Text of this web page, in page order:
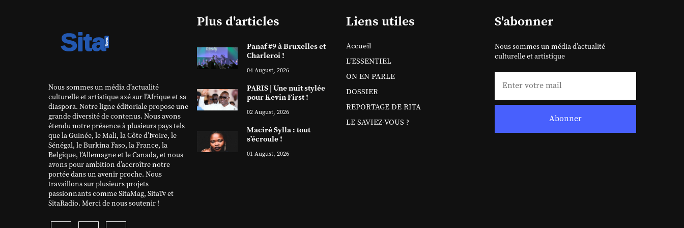
Nous sommes un média d’actualité
culturelle et artistique axé sur l’Afrique et sa
diaspora. Notre ligne éditoriale propose une
grande diversité de contenus. Nous avons
étendu notre présence à plusieurs pays tels
que la Guinée, le Mali, la Côte d’Ivoire, le
Sénégal, le Burkina Faso, la France, la
Belgique, l’Allemagne et le Canada, et nous
avons pour ambition d’accroître notre
portée dans un avenir proche. Nous
travaillons sur plusieurs projets
passionnants comme SitaMag, SitaTv et
SitaRadio. Merci de nous soutenir !
Plus d'articles
Panaf #9 à Bruxelles et
Charleroi !
04 August, 2026
PARIS | Une nuit stylée
pour Kevin First !
02 August, 2026
Maciré Sylla : tout
s’écroule !
01 August, 2026
Liens utiles
Accueil
L’ESSENTIEL
ON EN PARLE
DOSSIER
REPORTAGE DE RITA
LE SAVIEZ-VOUS ?
S'abonner
Nous sommes un média d’actualité
culturelle et artistique
Abonner